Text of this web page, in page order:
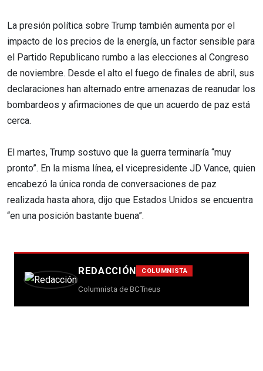
La presión política sobre Trump también aumenta por el
impacto de los precios de la energía, un factor sensible para
el Partido Republicano rumbo a las elecciones al Congreso
de noviembre. Desde el alto el fuego de finales de abril, sus
declaraciones han alternado entre amenazas de reanudar los
bombardeos y afirmaciones de que un acuerdo de paz está
cerca.
El martes, Trump sostuvo que la guerra terminaría “muy
pronto”. En la misma línea, el vicepresidente JD Vance, quien
encabezó la única ronda de conversaciones de paz
realizada hasta ahora, dijo que Estados Unidos se encuentra
“en una posición bastante buena”.
REDACCIÓN COLUMNISTA
Columnista de BCTneus